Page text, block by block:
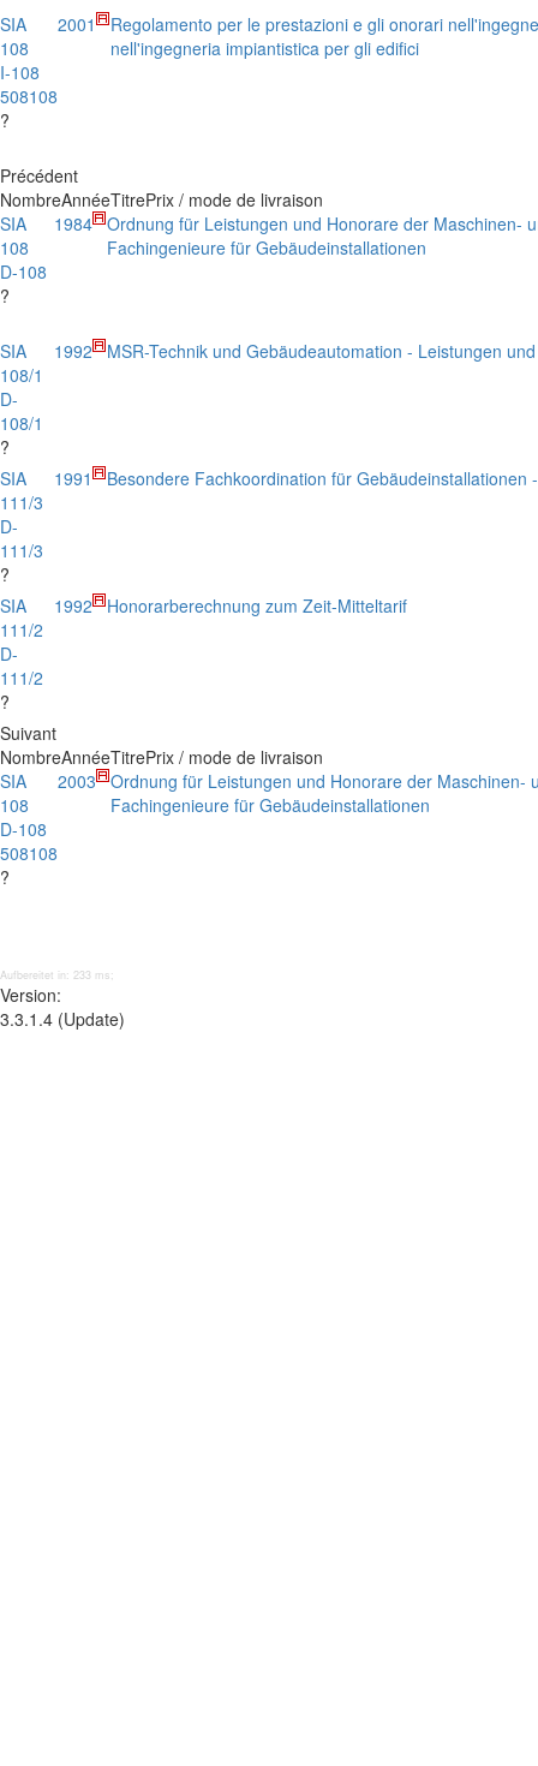
SIA
108
I-108
508108
?
2001
Regolamento per le prestazioni e gli onorari
nell'ingegneria impiantistica per gli edifici
Précédent
NombreAnnéeTitrePrix / mode de livraison
SIA
108
D-108
?
1984 Ordnung für Leistungen und Honorare der Maschinen-
Fachingenieure für Gebäudeinstallationen
SIA
108/1
D-
108/1
?
1992 MSR-Technik und Gebäudeautomation - Leistungen
SIA
111/3
D-
111/3
?
1991 Besondere Fachkoordination für Gebäudeinstallationen
SIA
111/2
D-
111/2
?
1992 Honorarberechnung zum Zeit-Mitteltarif
Suivant
NombreAnnéeTitrePrix / mode de livraison
SIA
108
D-108
508108
?
2003
Ordnung für Leistungen und Honorare der Maschinen-
Fachingenieure für Gebäudeinstallationen
Aufbereitet in: 233 ms;
Version:
3.3.1.4 (Update)